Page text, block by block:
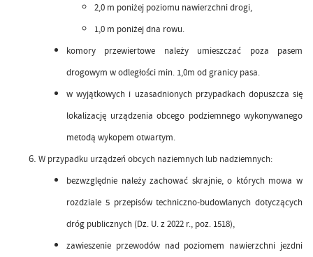
2,0 m poniżej poziomu nawierzchni drogi,
1,0 m poniżej dna rowu.
komory przewiertowe należy umieszczać poza pasem
drogowym w odległości min. 1,0m od granicy pasa.
w wyjątkowych i uzasadnionych przypadkach dopuszcza się
lokalizację urządzenia obcego podziemnego wykonywanego
metodą wykopem otwartym.
W przypadku urządzeń obcych naziemnych lub nadziemnych:
bezwzględnie należy zachować skrajnie, o których mowa w
rozdziale 5 przepisów techniczno-budowlanych dotyczących
dróg publicznych (Dz. U. z 2022 r., poz. 1518),
zawieszenie przewodów nad poziomem nawierzchni jezdni